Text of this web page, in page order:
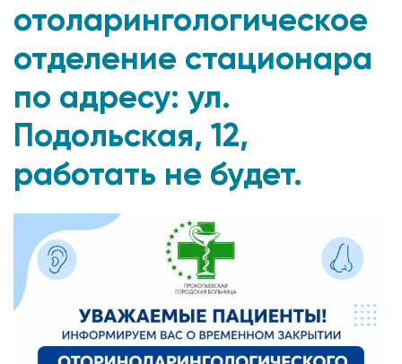
отоларингологическое
отделение стационара
по адресу: ул.
Подольская, 12,
работать не будет.